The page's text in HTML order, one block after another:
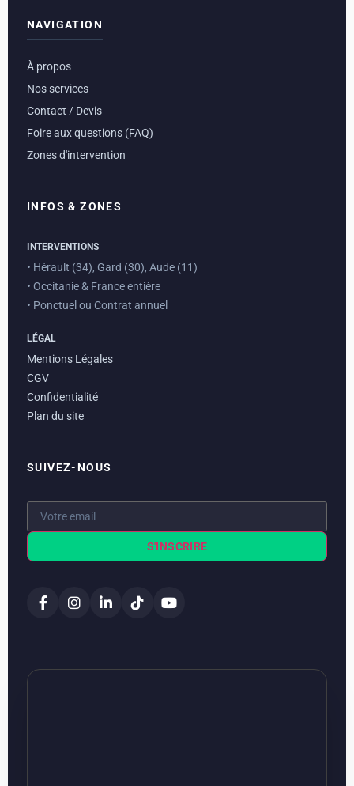
NAVIGATION
À propos
Nos services
Contact / Devis
Foire aux questions (FAQ)
Zones d'intervention
INFOS & ZONES
INTERVENTIONS
• Hérault (34), Gard (30), Aude (11)
• Occitanie & France entière
• Ponctuel ou Contrat annuel
LÉGAL
Mentions Légales
CGV
Confidentialité
Plan du site
SUIVEZ-NOUS
S'INSCRIRE